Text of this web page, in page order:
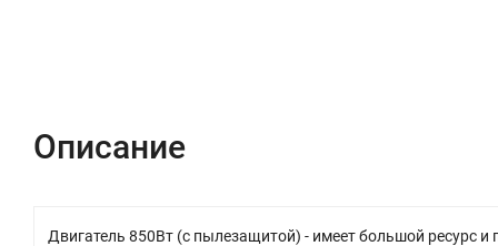
Описание
Двигатель 850Вт (с пылезащитой) - имеет большой ресурс